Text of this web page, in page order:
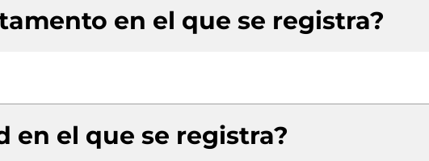
en el que se registra?
en el que se registra?